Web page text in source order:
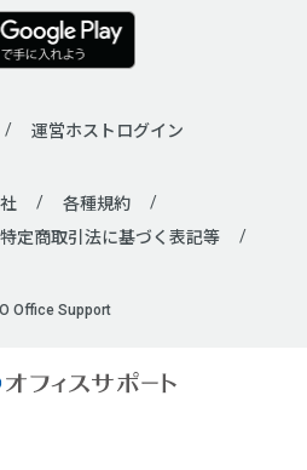
セミナー会場
（ビジネス用）
ジオ
オ
グジム
運営ホストログイン
各種規約
特定商取引法に基づく表記等
Office Support